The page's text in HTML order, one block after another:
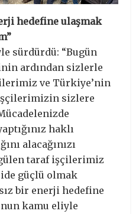
hedefine ulaşmak
sürdürdü: “Bugün
ardından sizlerle
ve Türkiye’nin
sizlere
haklı
alacağınızı
taraf işçilerimiz
güçlü olmak
bir enerji hedefine
kamu eliyle